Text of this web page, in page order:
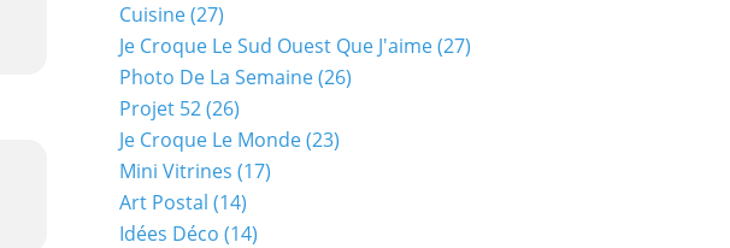
Cuisine(27)
Je Croque Le Sud Ouest Que J'aime(27)
Photo De La Semaine(26)
Projet 52(26)
Je Croque Le Monde(23)
Mini Vitrines (17)
Art Postal (14)
Idées Déco (14)